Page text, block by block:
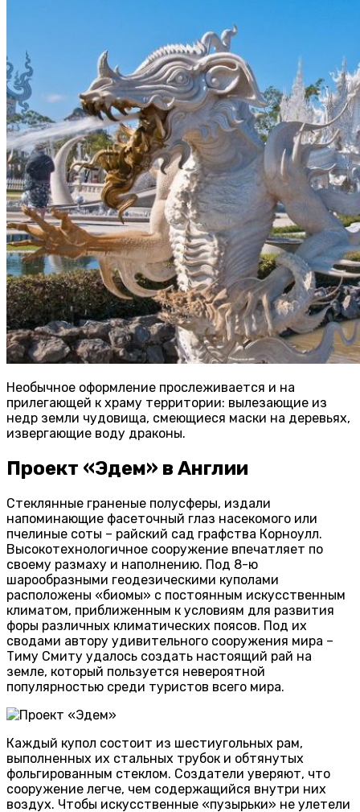
Необычное оформление прослеживается и на
прилегающей к храму территории: вылезающие из
недр земли чудовища, смеющиеся маски на деревьях,
извергающие воду драконы.
Проект «Эдем» в Англии
Стеклянные граненые полусферы, издали
напоминающие фасеточный глаз насекомого или
пчелиные соты – райский сад графства Корноулл.
Высокотехнологичное сооружение впечатляет по
своему размаху и наполнению. Под 8-ю
шарообразными геодезическими куполами
расположены «биомы» с постоянным искусственным
климатом, приближенным к условиям для развития
форы различных климатических поясов. Под их
сводами автору удивительного сооружения мира –
Тиму Смиту удалось создать настоящий рай на
земле, который пользуется невероятной
популярностью среди туристов всего мира.
Каждый купол состоит из шестиугольных рам,
выполненных их стальных трубок и обтянутых
фольгированным стеклом. Создатели уверяют, что
сооружение легче, чем содержащийся внутри них
воздух. Чтобы искусственные «пузырьки» не улетели